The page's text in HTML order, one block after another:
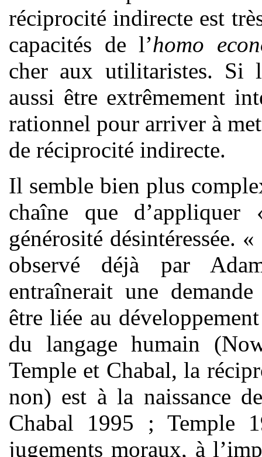
réciprocité indirecte est
capacités de l’homo
cher aux utilitaristes. Si
aussi être extrêmement
rationnel pour arriver à
de réciprocité indirecte.
Il semble bien plus
chaîne que
générosité désintéressée.
observé déjà par
entraînerait une
être liée au
du langage humain
Temple et Chabal, la
non) est à la naissance
Chabal 1995 ; Temple
jugements moraux, à